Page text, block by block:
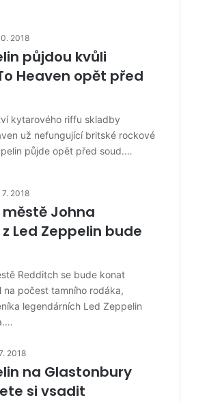
2018
půjdou kvůli
Heaven opět před
kytarového riffu skladby
už nefungující britské rockové
půjde opět před soud.…
7. 2018
Johna
Led Zeppelin bude
Redditch se bude konat
na počest tamního rodáka,
legendárních Led Zeppelin
2018
na Glastonbury
si vsadit